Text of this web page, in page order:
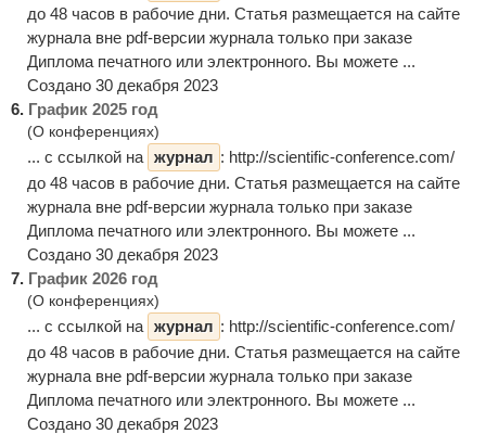
до 48 часов в рабочие дни. Статья размещается на сайте
журнала вне pdf-версии журнала только при заказе
Диплома печатного или электронного. Вы можете ...
Создано 30 декабря 2023
6. График 2025 год
(О конференциях)
... с ссылкой на журнал : http://scientific-conference.com/
до 48 часов в рабочие дни. Статья размещается на сайте
журнала вне pdf-версии журнала только при заказе
Диплома печатного или электронного. Вы можете ...
Создано 30 декабря 2023
7. График 2026 год
(О конференциях)
... с ссылкой на журнал : http://scientific-conference.com/
до 48 часов в рабочие дни. Статья размещается на сайте
журнала вне pdf-версии журнала только при заказе
Диплома печатного или электронного. Вы можете ...
Создано 30 декабря 2023